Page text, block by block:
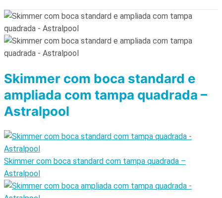
Skimmer com boca standard e
ampliada com tampa quadrada –
Astralpool
Skimmer com boca standard com tampa quadrada –
Astralpool